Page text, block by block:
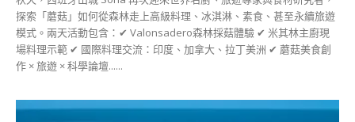
探索「蘑菇」如何從森林走上高級料理、冰淇淋、素食、甚至永續旅遊
模式。兩天活動包含：✔ Valonsadero森林採菇體驗 ✔ 米其林主廚現
場料理示範 ✔ 國際料理交流：印度、加拿大、拉丁美洲 ✔ 蘑菇美食創
作 × 旅遊 × 科學論壇......